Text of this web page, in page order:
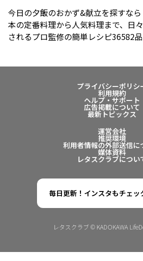
今日の夕飯のおかず&献立を探すな
本の定番料理から人気料理まで、日
されるプロ監修の簡単レシピ36582品
プライバシーポリシ
利用規約
ヘルプ・サポート
広告掲載について
最新トピックス
運営会社
推奨環境
利用者情報の外部送信に
媒体資料
レタスクラブについ
毎日更新！インスタもチェッ
レタスクラブ © KADOKAWA